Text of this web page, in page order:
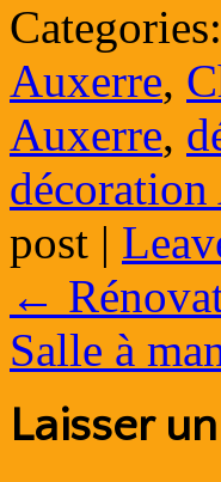
Categories:
Auxerre,
Auxerre,
post |
←
Salle à
Laisser